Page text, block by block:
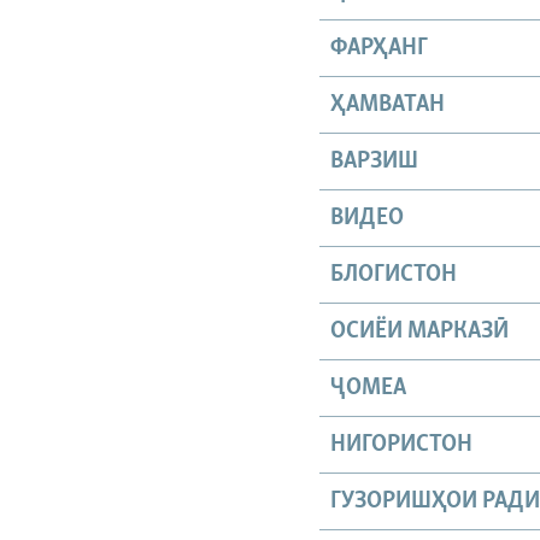
ФАРҲАНГ
ҲАМВАТАН
ВАРЗИШ
ВИДЕО
БЛОГИСТОН
ОСИЁИ МАРКАЗӢ
ҶОМEА
НИГОРИСТОН
ГУЗОРИШҲОИ